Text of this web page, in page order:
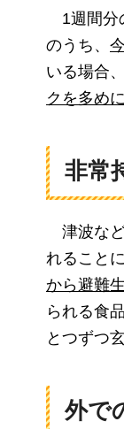
1週 間分
のうち、
いる場合
クを多め
非常
津波な
れること
から避難
られる食
とつずつ
外で